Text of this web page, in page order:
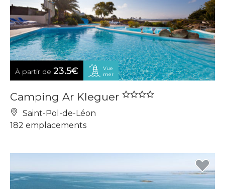
À partir de 23.5€
Vue
mer
Camping Ar Kleguer
Saint-Pol-de-Léon
182 emplacements